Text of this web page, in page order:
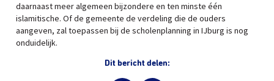
daarnaast meer algemeen bijzondere en ten minste één
islamitische. Of de gemeente de verdeling die de ouders
aangeven, zal toepassen bij de scholenplanning in IJburg is nog
onduidelijk.
Dit bericht delen: